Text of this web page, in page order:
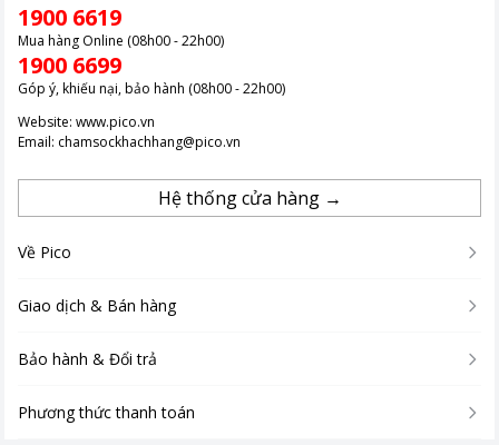
Điều khi​​​​​​​ển
Subwoofer (loa siêu trầm) để bật/tắt, dừng/phát, kết nối
Bluetooth và tăng/giảm âm lượng.
Không những thế, bạn cũng có thểcài đặt ứng dụng Sony
Music Center
Sony từ xa một cách nhanh chóng cũng như khai thác tối đa
*Hình ảnh chỉ mang tính chất minh họa
1900 6619
Mua hàng Online (08h00 - 22h00)
1900 6699
Góp ý, khiếu nại, bảo hành (08h00 - 22h00)
Website: www.pico.vn
Email: chamsockhachhang@pico.vn
Hệ thống cửa hàng →
Về Pico
Giao dịch & Bán hàng
Bảo hành & Đổi trả
Phương thức thanh toán